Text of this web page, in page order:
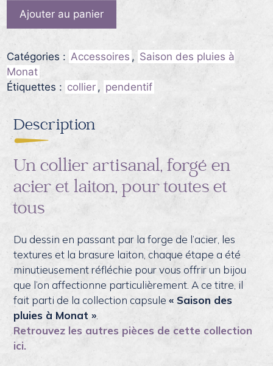
quantité
avec
pendentif
acier
brasé
de
laiton
Saison
des
pluies
Monat
Ajouter au panier
Catégories : Accessoires , Saison des pluies à
Monat
Étiquettes : collier , pendentif
Description
Un collier artisanal, forgé en
acier et laiton, pour toutes et
tous
Du dessin en passant par la forge de l’acier, les
textures et la brasure laiton, chaque étape a été
minutieusement réfléchie pour vous offrir un bijou
que l’on affectionne particulièrement. A ce titre, il
fait parti de la collection capsule « Saison des
pluies à Monat ».
Retrouvez les autres pièces de cette collection
ici.